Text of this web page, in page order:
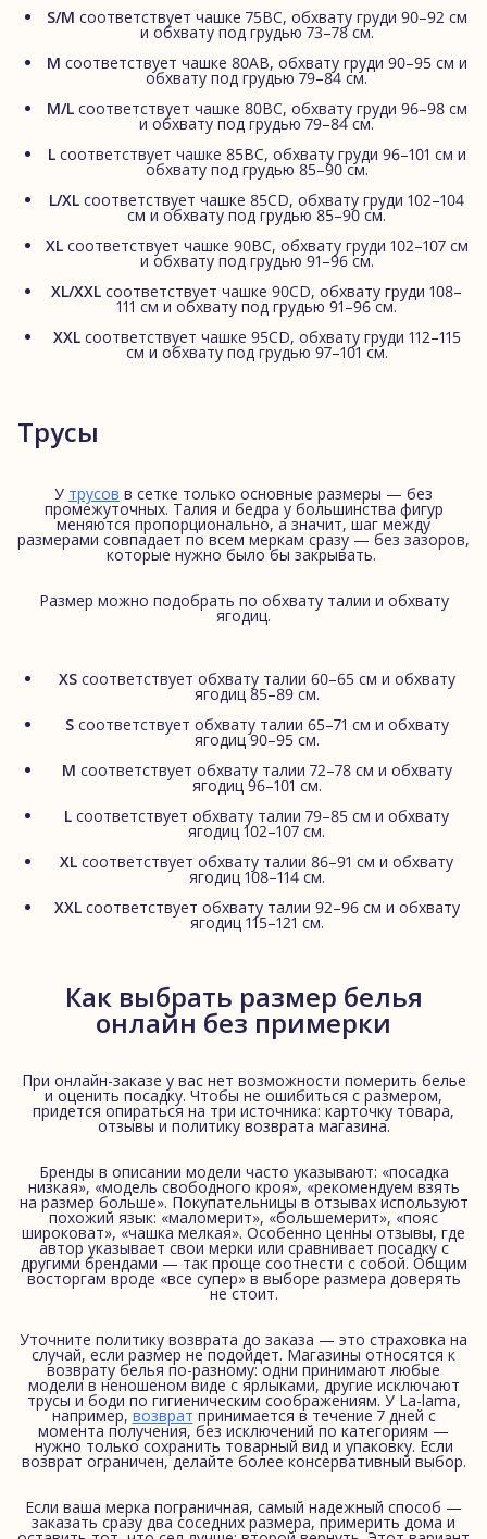
S/M соответствует чашке 75BC, обхвату груди 90–92 см
и обхвату под грудью 73–78 см.
M соответствует чашке 80AB, обхвату груди 90–95 см и
обхвату под грудью 79–84 см.
M/Lсоответствует чашке 80BC, обхвату груди 96–98 см
и обхвату под грудью 79–84 см.
Lсоответствует чашке 85BC, обхвату груди 96–101 см и
обхвату под грудью 85–90 см.
L/XL соответствует чашке 85CD, обхвату груди 102–104
см и обхвату под грудью 85–90 см.
XLсоответствует чашке 90BC, обхвату груди 102–107 см
и обхвату под грудью 91–96 см.
XL/XXL соответствует чашке 90CD, обхвату груди 108–
111 см и обхвату под грудью 91–96 см.
XXLсоответствует чашке 95CD, обхвату груди 112–115
см и обхвату под грудью 97–101 см.
Трусы
У трусов в сетке только основные размеры — без
промежуточных. Талия и бедра у большинства фигур
меняются пропорционально, а значит, шаг между
размерами совпадает по всем меркам сразу — без зазоров,
которые нужно было бы закрывать.
Размер можно подобрать по обхвату талии и обхвату
ягодиц.
XSсоответствует обхвату талии 60–65 см и обхвату
ягодиц 85–89 см.
Sсоответствует обхвату талии 65–71 см и обхвату
ягодиц 90–95 см.
M соответствует обхвату талии 72–78 см и обхвату
ягодиц 96–101 см.
L соответствует обхвату талии 79–85 см и обхвату
ягодиц 102–107 см.
XL соответствует обхвату талии 86–91 см и обхвату
ягодиц 108–114 см.
XXLсоответствует обхвату талии 92–96 см и обхвату
ягодиц 115–121 см.
Как выбрать размер белья
онлайн без примерки
При онлайн-заказе у вас нет возможности померить белье
и оценить посадку. Чтобы не ошибиться с размером,
придется опираться на три источника: карточку товара,
отзывы и политику возврата магазина.
Бренды в описании модели часто указывают: «посадка
низкая», «модель свободного кроя», «рекомендуем взять
на размер больше». Покупательницы в отзывах используют
похожий язык: «маломерит», «большемерит», «пояс
широковат», «чашка мелкая». Особенно ценны отзывы, где
автор указывает свои мерки или сравнивает посадку с
другими брендами — так проще соотнести с собой. Общим
восторгам вроде «все супер» в выборе размера доверять
не стоит.
Уточните политику возврата до заказа — это страховка на
случай, если размер не подойдет. Магазины относятся к
возврату белья по-разному: одни принимают любые
модели в неношеном виде с ярлыками, другие исключают
трусы и боди по гигиеническим соображениям. У La-lama,
например, возврат принимается в течение 7 дней с
момента получения, без исключений по категориям —
нужно только сохранить товарный вид и упаковку. Если
возврат ограничен, делайте более консервативный выбор.
Если ваша мерка пограничная, самый надежный способ —
заказать сразу два соседних размера, примерить дома и